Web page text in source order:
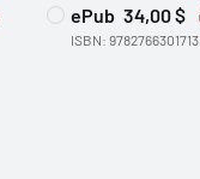
ePub 34,00 $
ISBN: 9782766301713